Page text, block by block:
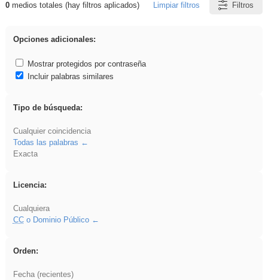
Resultados de: venganza
0medios totales (hay filtros aplicados) Limpiar filtros Filtros
Opciones adicionales:
Mostrar protegidos por contraseña
Incluir palabras similares
Tipo de búsqueda:
Cualquier coincidencia
Todas las palabras
Exacta
Licencia:
Cualquiera
CCo Dominio Público
Orden:
Fecha (recientes)